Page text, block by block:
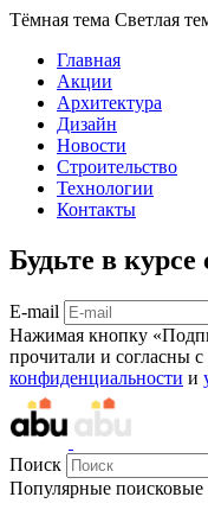
Тёмная тема Светлая
Главная
Акции
Архитектура
Дизайн
Новости
Строительство
Технологии
Контакты
Будьте в
E-mail
Нажимая кнопку
прочитали и согласны
конфиденциальности и
Поиск
Популярные поисковые